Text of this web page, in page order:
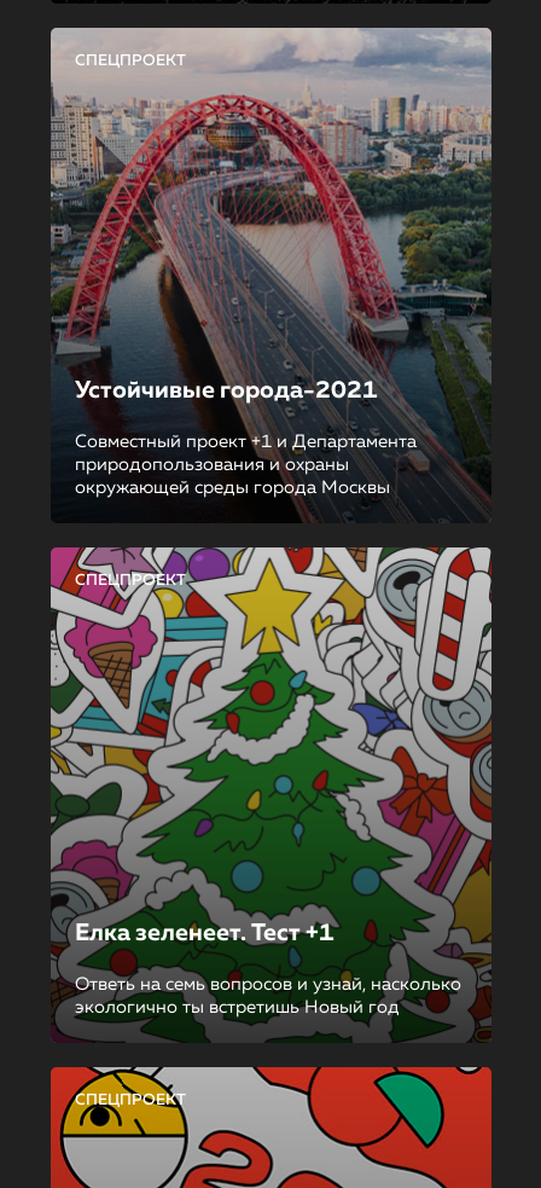
СПЕЦПРОЕКТ
Устойчивые города-2021
Совместный проект +1 и Департамента
природопользования и охраны
окружающей среды города Москвы
СПЕЦПРОЕКТ
Елка зеленеет. Тест +1
Ответь на семь вопросов и узнай, насколько
экологично ты встретишь Новый год
СПЕЦПРОЕКТ